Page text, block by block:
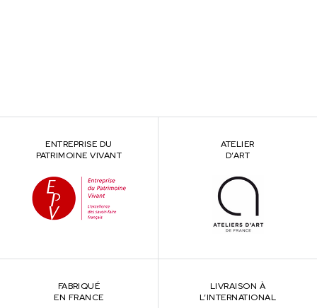
ENTREPRISE DU
PATRIMOINE VIVANT
ATELIER
D’ART
FABRIQUÉ
EN FRANCE
LIVRAISON À
L’INTERNATIONAL